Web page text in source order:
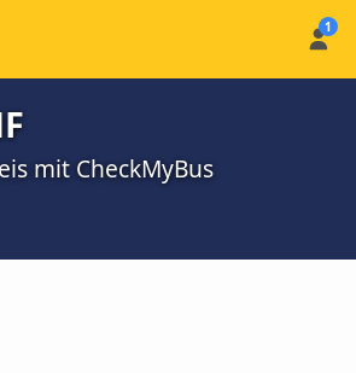
mit CheckMyBus